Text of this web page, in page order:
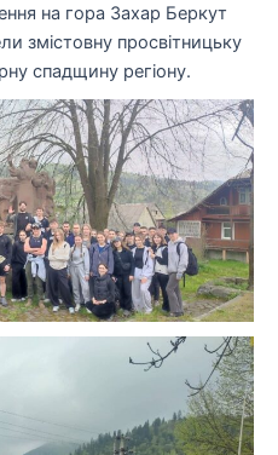
на гора Захар Беркут
змістовну просвітницьку
спадщину регіону.